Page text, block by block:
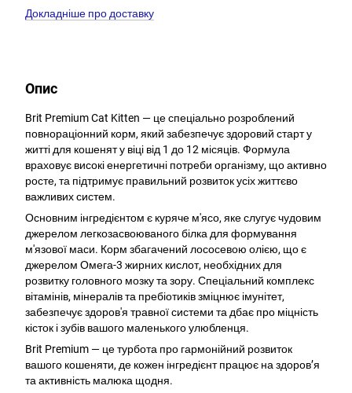
Докладніше про доставку
Опис
Brit Premium Cat Kitten — це спеціально розроблений
повнораціонний корм, який забезпечує здоровий старт у
житті для кошенят у віці від 1 до 12 місяців. Формула
враховує високі енергетичні потреби організму, що активно
росте, та підтримує правильний розвиток усіх життєво
важливих систем.
Основним інгредієнтом є куряче м'ясо, яке слугує чудовим
джерелом легкозасвоюваного білка для формування
м'язової маси. Корм збагачений лососевою олією, що є
джерелом Омега-3 жирних кислот, необхідних для
розвитку головного мозку та зору. Спеціальний комплекс
вітамінів, мінералів та пребіотиків зміцнює імунітет,
забезпечує здоров'я травної системи та дбає про міцність
кісток і зубів вашого маленького улюбленця.
Brit Premium — це турбота про гармонійний розвиток
вашого кошеняти, де кожен інгредієнт працює на здоров’я
та активність малюка щодня.